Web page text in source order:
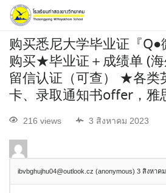
购买悉尼大学毕业证『Q●
购买★毕业证＋成绩单 (
留信认证（可查） ★各类
卡、录取通知书offer，雅
216 views 3 สิงหาคม 2023
ibvbghujhu04@outlook.cz (anonymous) 3 สิงหาค